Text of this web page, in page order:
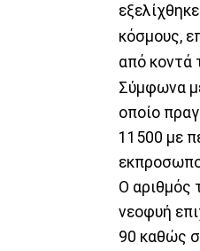
κόσμους,
από κοντά
Σύμφωνα
οποίο
11500 με
Ο αριθμός
νεοφυή
90 καθώς